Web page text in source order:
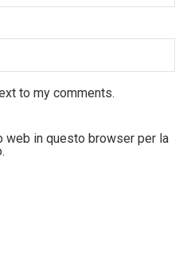
to my comments.
web in questo browser per la